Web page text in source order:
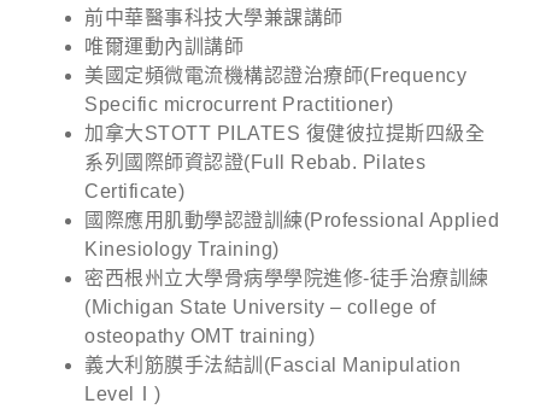
前中華醫事科技大學兼課講師
唯爾運動內訓講師
美國定頻微電流機構認證治療師(Frequency
Specific microcurrent Practitioner)
加拿大STOTT PILATES 復健彼拉提斯四級全
系列國際師資認證(Full Rebab. Pilates
Certificate)
國際應用肌動學認證訓練(Professional Applied
Kinesiology Training)
密西根州立大學骨病學學院進修-徒手治療訓練
(Michigan State University – college of
osteopathy OMT training)
義大利筋膜手法結訓(Fascial Manipulation
LevelⅠ)